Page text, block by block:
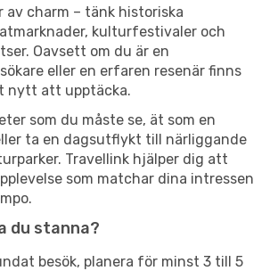
av charm – tänk historiska
kulturfestivaler och
Oavsett om du är en
eller en erfaren resenär finns
nytt att upptäcka.
som du måste se, ät som en
ta en dagsutflykt till närliggande
Travellink hjälper dig att
som matchar dina intressen
du stanna?
besök, planera för minst 3 till 5